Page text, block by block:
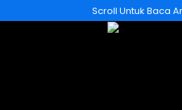
ke
Scroll Untuk Baca